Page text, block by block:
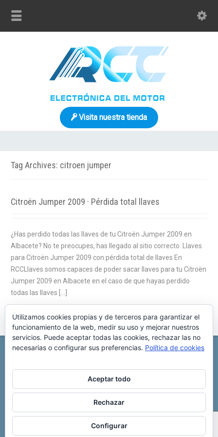
Visita nuestra tienda
Tag Archives: citroen jumper
Citroën Jumper 2009 · Pérdida total llaves
¿Has perdido todas las llaves de tu Citroën Jumper 2009 en
Albacete? No te preocupes, has llegado al sitio correcto. Llaves
para Citroën Jumper 2009 con pérdida total de llaves En
RCCLlaves somos capaces de poder sacar llaves para tu Citroën
Jumper 2009 en Albacete en el caso de que hayas perdido
todas las llaves […]
REPARACIÓN CENTRALITA DE COCHE
C/ Virgen del pilar, 6 ,
Copyright © 2025 Reparación Centralita De Coche
Utilizamos cookies propias y de terceros para garantizar el
funcionamiento de la web, medir su uso y mejorar nuestros
servicios. Puede aceptar todas las cookies, rechazar las no
necesarias o configurar sus preferencias. Política de cookies
Aceptar todo
Rechazar
Configurar